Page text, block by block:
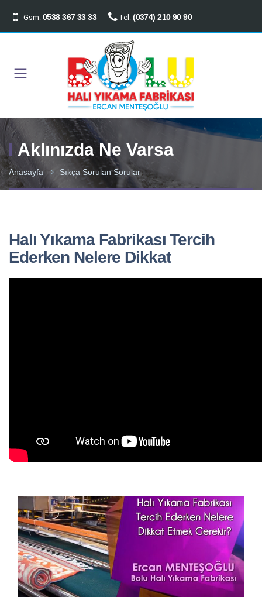
Gsm: 0538 367 33 33 Tel:(0374) 210 90 90
Aklınızda Ne Varsa
Anasayfa Sıkça Sorulan Sorular
Halı Yıkama Fabrikası Tercih
Ederken Nelere Dikkat